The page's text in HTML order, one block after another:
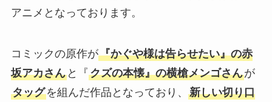
アニメとなっております。
コミックの原作が『かぐや様は告らせたい』の赤
坂アカさんと『クズの本懐』の横槍メンゴさんが
タッグを組んだ作品となっており、 新しい切り口